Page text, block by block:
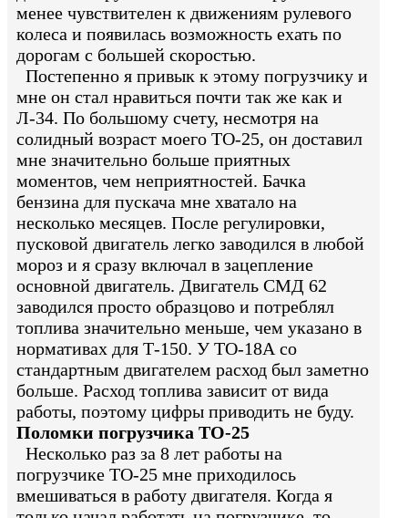
менее чувствителен к движениям рулевого
колеса и появилась возможность ехать по
дорогам с большей скоростью.
Постепенно я привык к этому погрузчику и
мне он стал нравиться почти так же как и
Л-34. По большому счету, несмотря на
солидный возраст моего ТО-25, он доставил
мне значительно больше приятных
моментов, чем неприятностей. Бачка
бензина для пускача мне хватало на
несколько месяцев. После регулировки,
пусковой двигатель легко заводился в любой
мороз и я сразу включал в зацепление
основной двигатель. Двигатель СМД 62
заводился просто образцово и потреблял
топлива значительно меньше, чем указано в
нормативах для Т-150. У ТО-18А со
стандартным двигателем расход был заметно
больше. Расход топлива зависит от вида
работы, поэтому цифры приводить не буду.
Поломки погрузчика ТО-25
Несколько раз за 8 лет работы на
погрузчике ТО-25 мне приходилось
вмешиваться в работу двигателя. Когда я